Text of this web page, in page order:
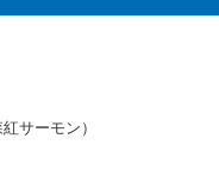
サーモン）